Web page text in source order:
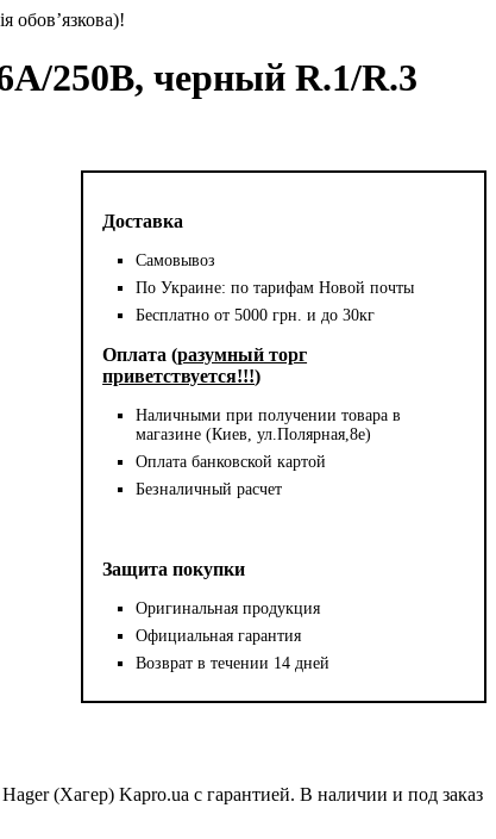
обов’язкова)!
250В, черный R.1/R.3
Доставка
Самовывоз
По Украине: по тарифам Новой почты
Бесплатно от 5000 грн. и до 30кг
Оплата (разумный торг
приветствуется!!!)
Наличными при получении товара в
магазине (Киев, ул.Полярная,8е)
Оплата банковской картой
Безналичный расчет
Защита покупки
Оригинальная продукция
Официальная гарантия
Возврат в течении 14 дней
(Хагер) Kapro.ua с гарантией. В наличии и под заказ